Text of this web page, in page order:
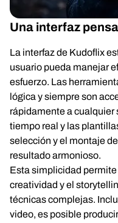
Una interfaz
La interfaz de Kudoflix
usuario pueda manejar
esfuerzo. Las
lógica y siempre son
rápidamente a cualquier
tiempo real y las
selección y el montaje
resultado armonioso.
Esta simplicidad
creatividad y el
técnicas complejas.
video, es posible